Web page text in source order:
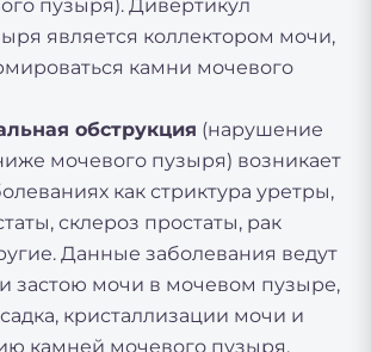
пузыря). Дивертикул
является коллектором мочи,
камни мочевого
обструкция (нарушение
мочевого пузыря) возникает
как стриктура уретры,
склероз простаты, рак
Данные заболевания ведут
застою мочи в мочевом пузыре,
кристаллизации мочи и
камней мочевого пузыря.